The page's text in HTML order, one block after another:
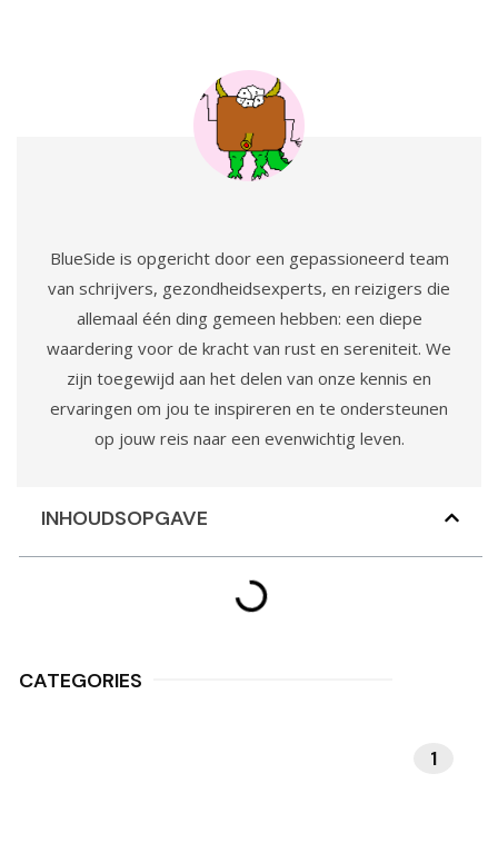
BlueSide is opgericht door een gepassioneerd team
van schrijvers, gezondheidsexperts, en reizigers die
allemaal één ding gemeen hebben: een diepe
waardering voor de kracht van rust en sereniteit. We
zijn toegewijd aan het delen van onze kennis en
ervaringen om jou te inspireren en te ondersteunen
op jouw reis naar een evenwichtig leven.
INHOUDSOPGAVE
CATEGORIES
1